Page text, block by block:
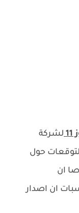
لشركة
حول
ان
ان اصدار